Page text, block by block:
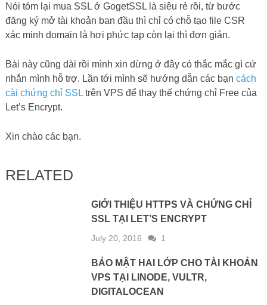
Nói tóm lại mua SSL ở GogetSSL là siêu rẻ rồi, từ bước
đăng ký mở tài khoản ban đầu thì chỉ có chỗ tạo file CSR
xác minh domain là hơi phức tạp còn lại thì đơn giản.
Bài này cũng dài rồi mình xin dừng ở đây có thắc mắc gì cứ
nhắn mình hỗ trợ. Lần tới mình sẽ hướng dẫn các bạn cách
cài chứng chỉ SSLtrên VPS để thay thế chứng chỉ Free của
Let’s Encrypt.
Xin chào các bạn.
RELATED
GIỚI THIỆU HTTPS VÀ CHỨNG CHỈ
SSL TẠI LET’S ENCRYPT
July 20, 2016 1
BẢO MẬT HAI LỚP CHO TÀI KHOẢN
VPS TẠI LINODE, VULTR,
DIGITALOCEAN